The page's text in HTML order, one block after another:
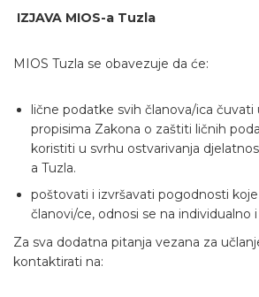
IZJAVA MIOS-a Tuzla
MIOS Tuzla se obavezuje da će:
lične podatke svih članova/ica čuvati
propisima Zakona o zaštiti ličnih
koristiti u svrhu ostvarivanja
a Tuzla.
poštovati i izvršavati pogodnosti
članovi/ce, odnosi se na individualno
Za sva dodatna pitanja vezana za
kontaktirati na: